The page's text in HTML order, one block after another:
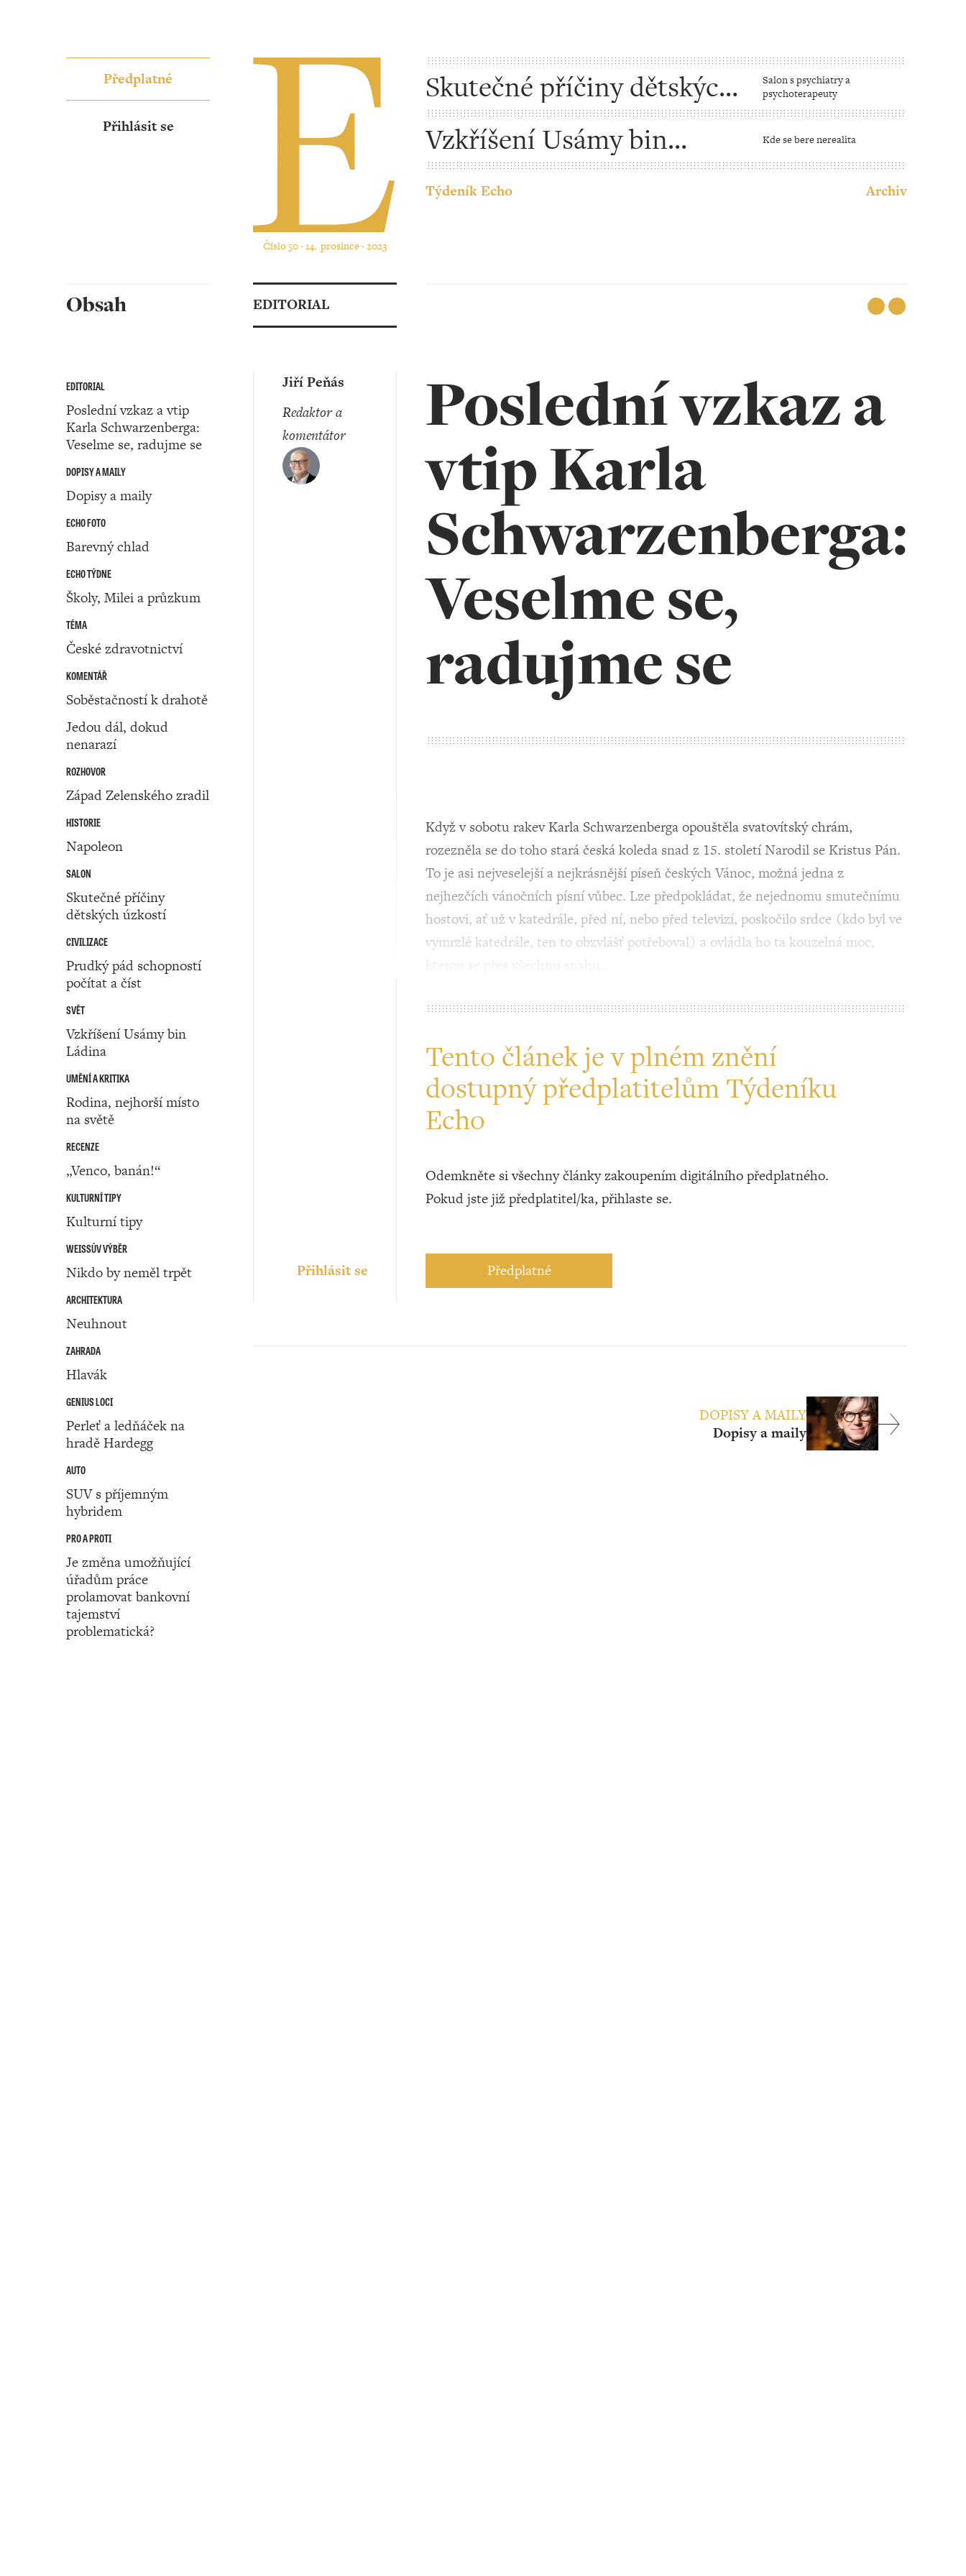
Číslo 50 ‧ 14. prosince ‧ 2023
Skutečné příčiny dětských
úzkostí
Salon s psychiatry a
psychoterapeuty
Vzkříšení Usámy bin
Ládina
Kde se bere nerealita
Týdeník Echo Archiv
Předplatné
Přihlásit se
Obsah
EDITORIAL
Poslední vzkaz a vtip
Karla Schwarzenberga:
Veselme se, radujme se
DOPISY A MAILY
Dopisy a maily
ECHO FOTO
Barevný chlad
ECHO TÝDNE
Školy, Milei a průzkum
TÉMA
České zdravotnictví
KOMENTÁŘ
Soběstačností k drahotě
Jedou dál, dokud
nenarazí
ROZHOVOR
Západ Zelenského zradil
HISTORIE
Napoleon
SALON
Skutečné příčiny
dětských úzkostí
CIVILIZACE
Prudký pád schopností
počítat a číst
SVĚT
Vzkříšení Usámy bin
Ládina
UMĚNÍ A KRITIKA
Rodina, nejhorší místo
na světě
RECENZE
„Venco, banán!“
KULTURNÍ TIPY
Kulturní tipy
WEISSŮV VÝBĚR
Nikdo by neměl trpět
ARCHITEKTURA
Neuhnout
ZAHRADA
Hlavák
GENIUS LOCI
Perleť a ledňáček na
hradě Hardegg
AUTO
SUV s příjemným
hybridem
PRO A PROTI
Je změna umožňující
úřadům práce
prolamovat bankovní
tajemství
problematická?
EDITORIAL
Poslední vzkaz a
vtip Karla
Schwarzenberga:
Veselme se,
radujme se
Jiří Peňás
redaktor a
komentátor
Když v sobotu rakev Karla Schwarzenberga opouštěla svatovítský chrám,
rozezněla se do toho stará česká koleda snad z 15. století Narodil se Kristus Pán.
To je asi nejveselejší a nejkrásnější píseň českých Vánoc, možná jedna z
nejhezčích vánočních písní vůbec. Lze předpokládat, že nejednomu smutečnímu
hostovi, ať už v katedrále, před ní, nebo před televizí, poskočilo srdce (kdo byl ve
vymrzlé katedrále, ten to obzvlášť potřeboval) a ovládla ho ta kouzelná moc,
Tento článek je v plném znění
dostupný předplatitelům Týdeníku
Echo
Odemkněte si všechny články zakoupením digitálního předplatného.
Pokud jste již předplatitel/ka, přihlaste se.
Předplatné
Přihlásit se
DOPISY A MAILY
Dopisy a maily